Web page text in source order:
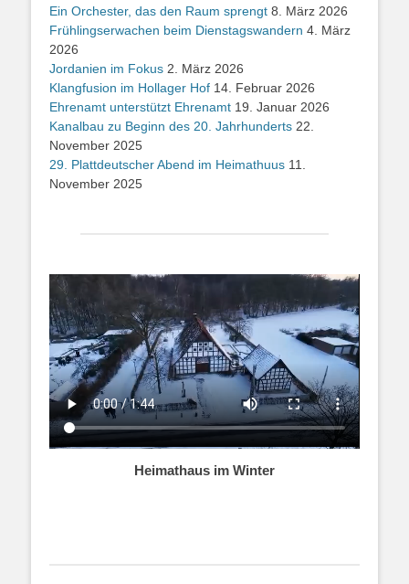
Ein Orchester, das den Raum sprengt 8. März 2026
Frühlingserwachen beim Dienstagswandern 4. März
2026
Jordanien im Fokus 2. März 2026
Klangfusion im Hollager Hof 14. Februar 2026
Ehrenamt unterstützt Ehrenamt 19. Januar 2026
Kanalbau zu Beginn des 20. Jahrhunderts 22.
November 2025
29. Plattdeutscher Abend im Heimathuus 11.
November 2025
Heimathaus im Winter